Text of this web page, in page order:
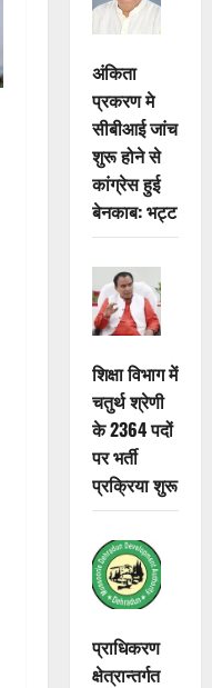
अंकिता
प्रकरण मे
सीबीआई जांच
शुरू होने से
कांग्रेस हुई
बेनकाब: भट्ट
शिक्षा विभाग में
चतुर्थ श्रेणी
के 2364 पदों
पर भर्ती
प्रक्रिया शुरू
प्राधिकरण
क्षेत्रान्तर्गत